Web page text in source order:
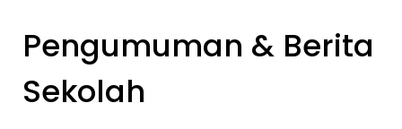
Pengumuman & Berita
Sekolah